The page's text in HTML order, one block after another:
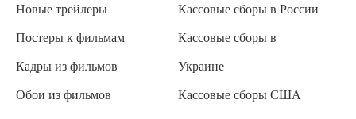
Новые трейлеры
Постеры к фильмам
Кадры из фильмов
Обои из фильмов
Кассовые сборы в России
Кассовые сборы в
Украине
Кассовые сборы США